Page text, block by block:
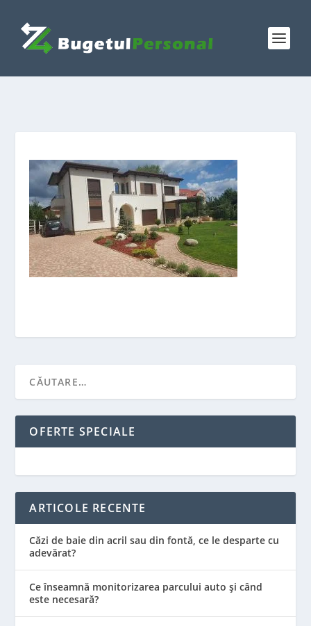
OFERTE SPECIALE
ARTICOLE RECENTE
Căzi de baie din acril sau din fontă, ce le desparte cu
adevărat?
Ce înseamnă monitorizarea parcului auto și când
este necesară?